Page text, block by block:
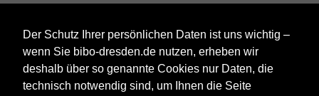
Der Schutz Ihrer persönlichen Daten ist uns wichtig –
wenn Sie bibo-dresden.de nutzen, erheben wir
deshalb über so genannte Cookies nur Daten, die
technisch notwendig sind, um Ihnen die Seite